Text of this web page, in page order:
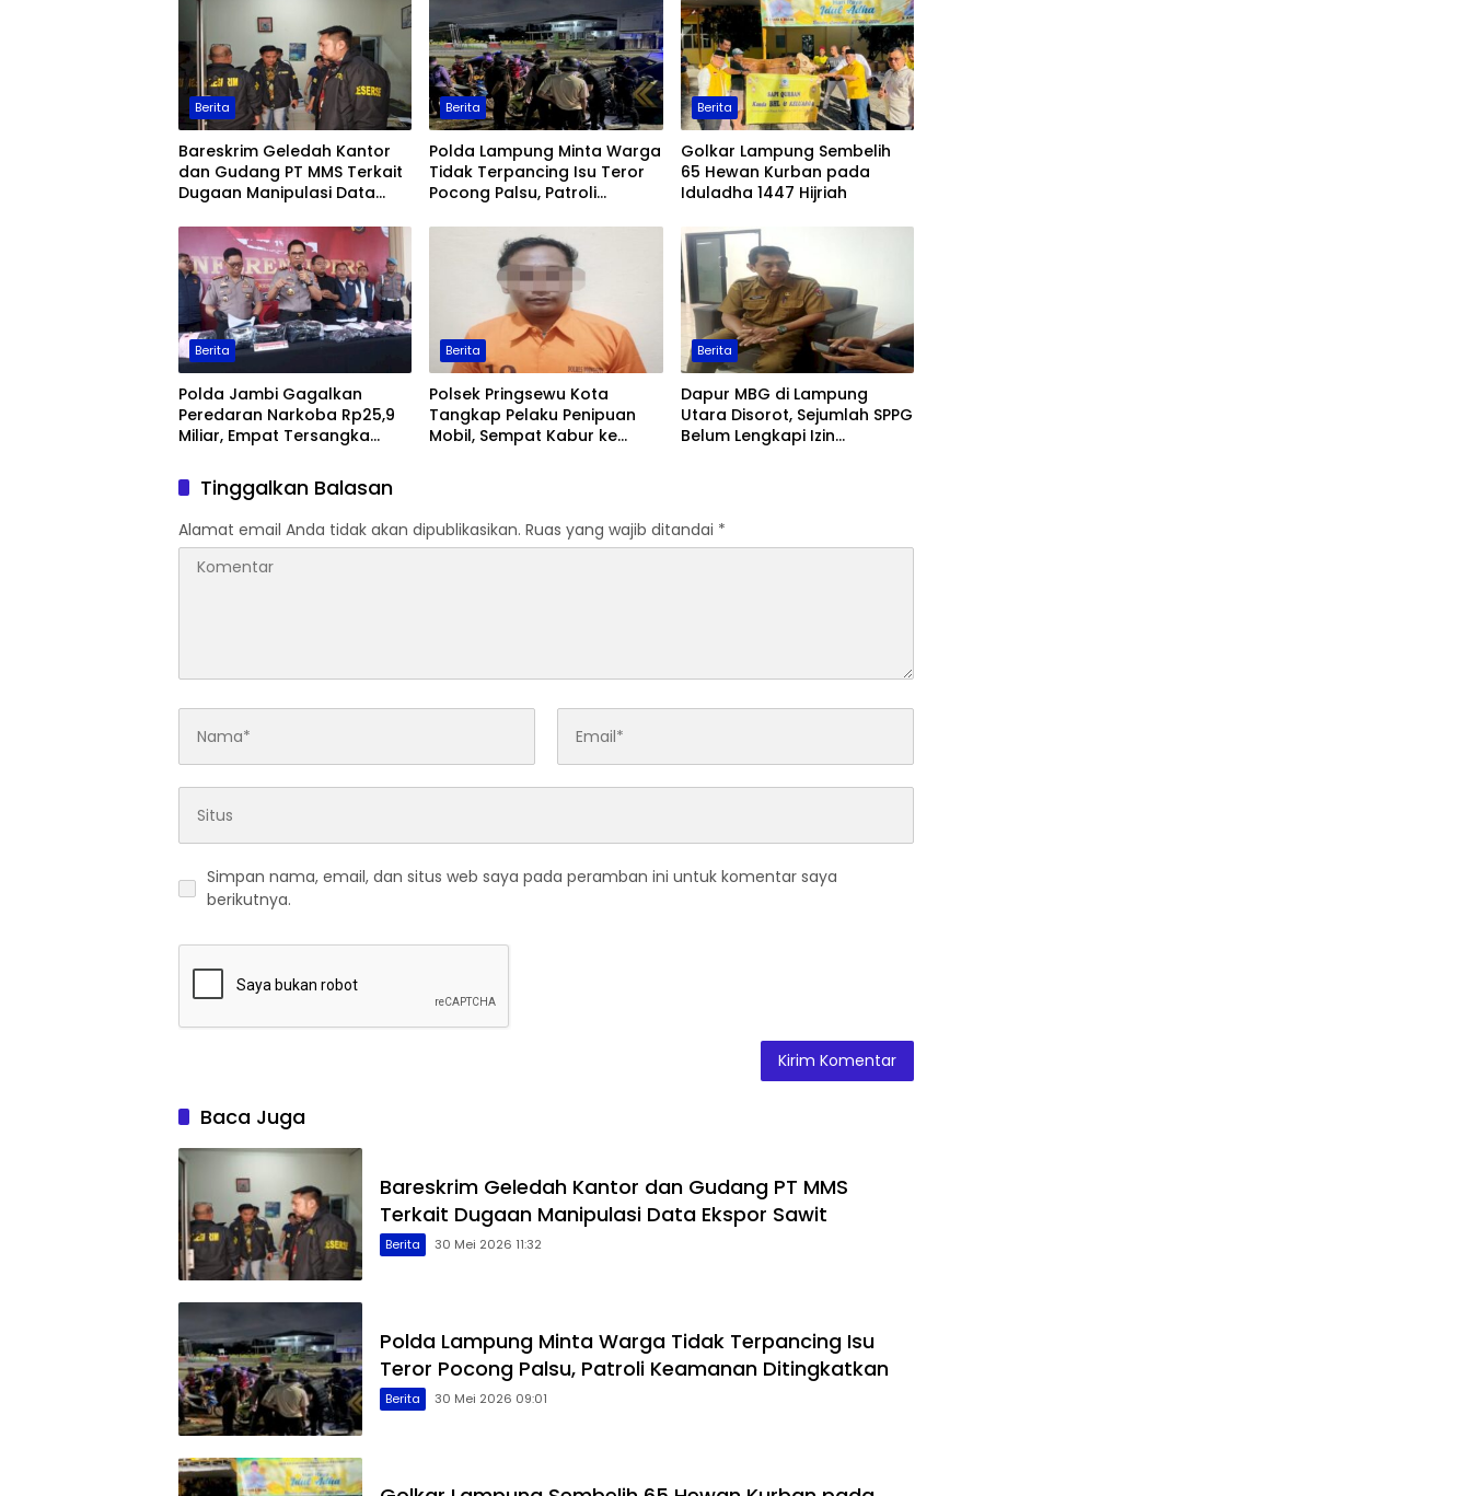
Berita
Bareskrim Geledah Kantor
dan Gudang PT MMS Terkait
Dugaan Manipulasi Data
Berita
Polda Lampung Minta Warga
Tidak Terpancing Isu Teror
Pocong Palsu, Patroli
Berita
Golkar Lampung Sembelih
65 Hewan Kurban pada
Iduladha 1447 Hijriah
Berita
Polda Jambi Gagalkan
Peredaran Narkoba Rp25,9
Miliar, Empat Tersangka
Berita
Polsek Pringsewu Kota
Tangkap Pelaku Penipuan
Mobil, Sempat Kabur ke
Berita
Dapur MBG di Lampung
Utara Disorot, Sejumlah SPPG
Belum Lengkapi Izin
Tinggalkan Balasan
Alamat email Anda tidak akan dipublikasikan. Ruas yang wajib ditandai *
Simpan nama, email, dan situs web saya pada peramban ini untuk komentar saya
berikutnya.
Baca Juga
Bareskrim Geledah Kantor dan Gudang PT MMS
Terkait Dugaan Manipulasi Data Ekspor Sawit
Berita 30 Mei 2026 11:32
Polda Lampung Minta Warga Tidak Terpancing Isu
Teror Pocong Palsu, Patroli Keamanan Ditingkatkan
Berita 30 Mei 2026 09:01